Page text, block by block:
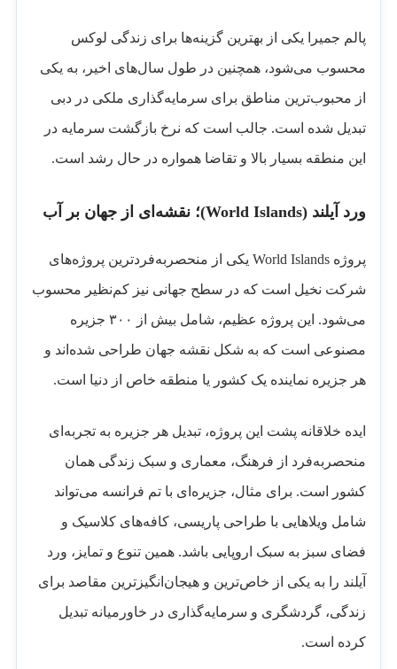
پالم جمیرا یکی از بهترین گزینه‌ها برای زندگی لوکس
محسوب می‌شود، همچنین در طول سال‌های اخیر، به یکی
از محبوب‌ترین مناطق برای سرمایه‌گذاری ملکی در دبی
تبدیل شده است. جالب است که نرخ بازگشت سرمایه در
این منطقه بسیار بالا و تقاضا همواره در حال رشد است.
ورد آیلند (World Islands)؛ نقشه‌ای از جهان بر آب
پروژه World Islands یکی از منحصربه‌فردترین پروژه‌های
شرکت نخیل است که در سطح جهانی نیز کم‌نظیر محسوب
می‌شود. این پروژه عظیم، شامل بیش از ۳۰۰ جزیره
مصنوعی است که به شکل نقشه جهان طراحی شده‌اند و
هر جزیره نماینده یک کشور یا منطقه خاص از دنیا است.
ایده خلاقانه پشت این پروژه، تبدیل هر جزیره به تجربه‌ای
منحصربه‌فرد از فرهنگ، معماری و سبک زندگی همان
کشور است. برای مثال، جزیره‌ای با تم فرانسه می‌تواند
شامل ویلاهایی با طراحی پاریسی، کافه‌های کلاسیک و
فضای سبز به سبک اروپایی باشد. همین تنوع و تمایز، ورد
آیلند را به یکی از خاص‌ترین و هیجان‌انگیزترین مقاصد برای
زندگی، گردشگری و سرمایه‌گذاری در خاورمیانه تبدیل
کرده است.